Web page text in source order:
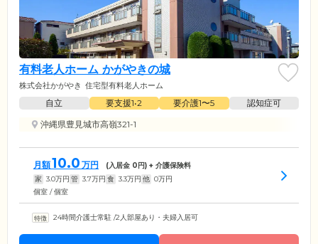
有料老人ホーム かがやきの城
株式会社かがやき 住宅型有料老人ホーム
自立 要支援1•2 要介護1〜5
認知症可
沖縄県豊見城市高嶺321-1
月額10.0 万円 (入居金 0円) + 介護保険料
家 3.0万円 管 3.7万円 食 3.3万円 他 0万円
個室 / 個室
24時間介護士常駐 /2人部屋あり・夫婦入居可